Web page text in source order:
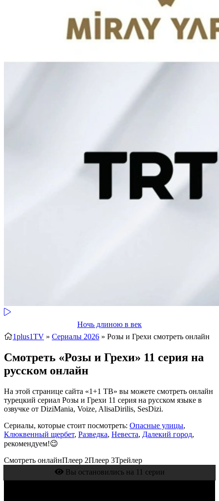
Ночь длиною в век
1plus1TV » Сериалы 2026 » Розы и Грехи смотреть онлайн
Смотреть «Розы и Грехи» 11 серия на
русском онлайн
На этой странице сайта «1+1 ТВ» вы можете смотреть онлайн
турецкий сериал Розы и Грехи 11 серия на русском языке в
озвучке от DiziMania, Voize, AlisaDirilis, SesDizi.
Сериалы, которые стоит посмотреть: Опасные улицы,
Клюквенный щербет, Разведка, Невеста, Далекий город,
рекомендуем!😉
Смотреть онлайнПлеер 2Плеер 3Трейлер
Вы остановились на 11 серии